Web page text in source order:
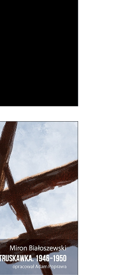
TA SAMA
Jakaś inna
Skąd